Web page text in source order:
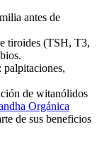
antes de
tiroides (TSH, T3,
palpitaciones,
de witanólidos
Orgánica
de sus beneficios